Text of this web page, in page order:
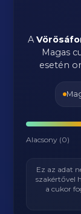
A
Magas
esetén
Alacsony (0)
Ez az adat
szakértővel
a cukor